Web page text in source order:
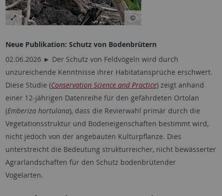
Neue Publikation: Schutz von Bodenbrütern
02.06.2026 ► Der Schutz von Feldvögeln wird durch
unzureichende Kenntnisse ihrer Habitatansprüche erschwert.
Diese Studie (Conservation Science and Practice) zeigt anhand
einer 12-jährigen Datenreihe für den gefährdeten Ortolan
(Emberiza hortulana), dass die Revierwahl primär durch die
Vegetationsstruktur und Bodeneigenschaften bestimmt wird,
nicht jedoch von der angebauten Kulturpflanze. Dies
unterstreicht die Bedeutung strukturreicher, nicht bewässerter
Agrarlandschaften für den Schutz bodenbrütender
Vogelarten.